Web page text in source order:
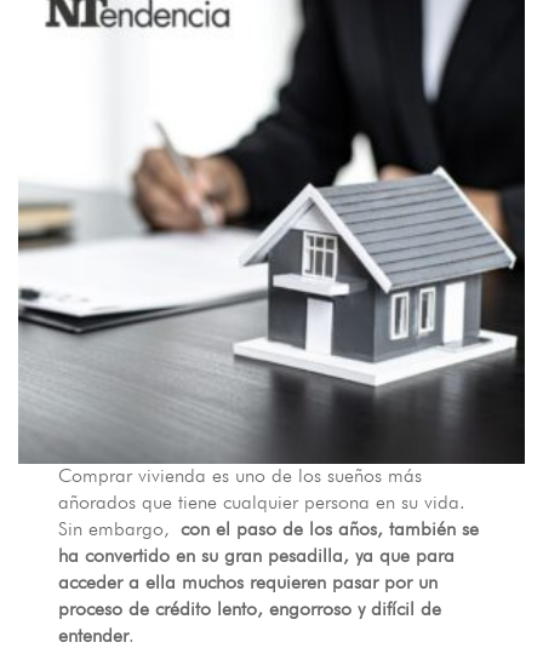
Comprar vivienda es uno de los sueños más
añorados que tiene cualquier persona en su vida.
Sin embargo,con el paso de los años, también se
ha convertido en su gran pesadilla, ya que para
acceder a ella muchos requieren pasar por un
proceso de crédito lento, engorroso y difícil de
entender.